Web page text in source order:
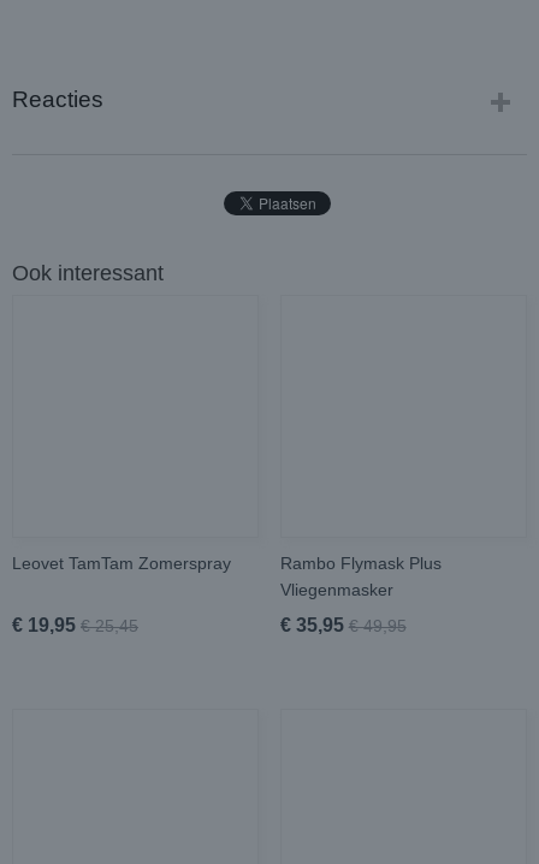
Reacties
Ook interessant
Leovet TamTam Zomerspray
€ 19,95 € 25,45
Rambo Flymask Plus
Vliegenmasker
€ 35,95 € 49,95